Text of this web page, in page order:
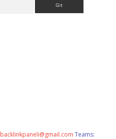
backlinkpaneli@gmail.com Teams: